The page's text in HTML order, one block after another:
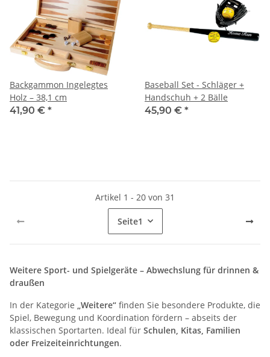
Backgammon Ingelegtes
Holz – 38,1 cm
41,90 € *
Baseball Set - Schläger +
Handschuh + 2 Bälle
45,90 € *
Artikel 1 - 20 von 31
Seite1
Weitere Sport- und Spielgeräte – Abwechslung für drinnen &
draußen
In der Kategorie „Weitere“ finden Sie besondere Produkte, die
Spiel, Bewegung und Koordination fördern – abseits der
klassischen Sportarten. Ideal für Schulen, Kitas, Familien
oder Freizeiteinrichtungen.